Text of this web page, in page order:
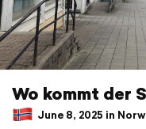
Wo kommt der
June 8, 2025 in